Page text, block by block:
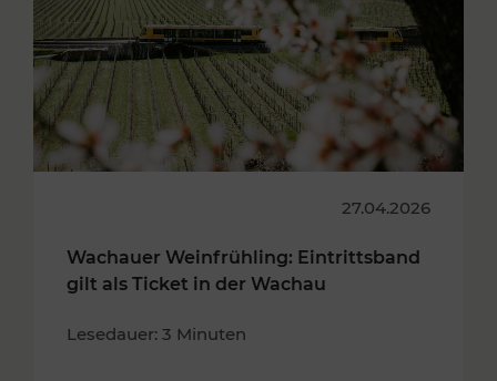
27.04.2026
Wachauer Weinfrühling: Eintrittsband
gilt als Ticket in der Wachau
Lesedauer: 3 Minuten